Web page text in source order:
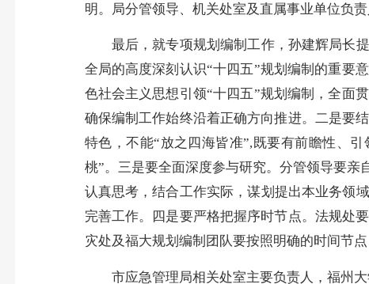
明。局分管领导、机关处室及直属事业单位负
最后，就专项规划编制工作，孙建辉局长提
全局的高度深刻认识“十四五”规划编制的重要
色社会主义思想引领“十四五”规划编制，全面
确保编制工作始终沿着正确方向推进。二是要
特色，不能“放之四海皆准”,既要有前瞻性、
桃”。三是要全面深度参与研究。分管领导要亲
认真思考，结合工作实际，谋划提出本业务领
完善工作。四是要严格把握序时节点。法规处
灾处及福大规划编制团队要按照明确的时间节
市应急管理局相关处室主要负责人，福州大